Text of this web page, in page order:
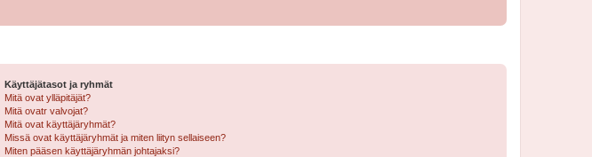
Käyttäjätasot ja ryhmät
Mitä ovat ylläpitäjät?
Mitä ovatr valvojat?
Mitä ovat käyttäjäryhmät?
Missä ovat käyttäjäryhmät ja miten liityn sellaiseen?
Miten pääsen käyttäjäryhmän johtajaksi?